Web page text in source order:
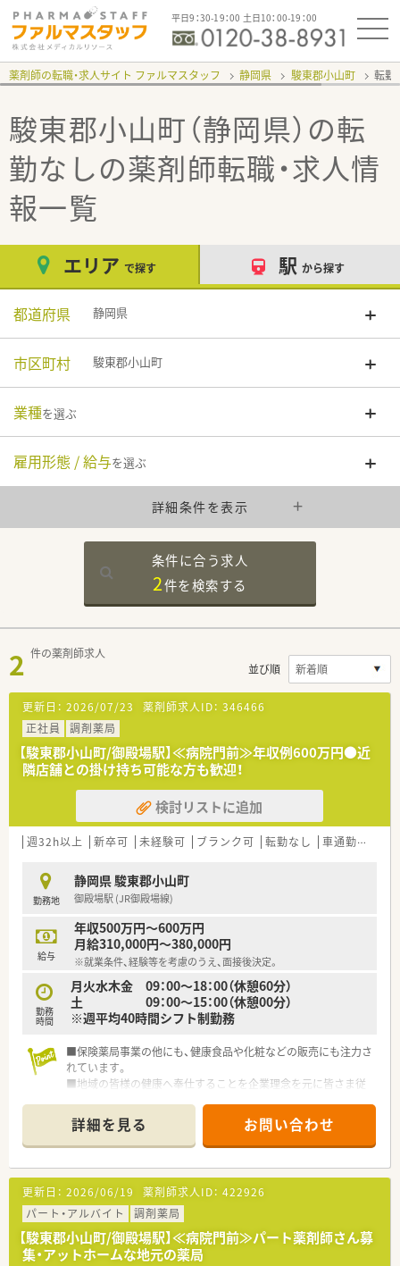
平日9：30-19：00 土日10：00-19：00
薬剤師の転職・求人サイト ファルマスタッフ 静岡県 駿東郡小山町 転勤
駿東郡小山町（静岡県）の転
勤なしの薬剤師転職・求人情
報一覧
エリア で探す 駅 から探す
都道府県 静岡県
市区町村 駿東郡小山町
業種を選ぶ
雇用形態 / 給与を選ぶ
詳細条件を表示
条件に合う求人
2件を検索する
2 件の薬剤師求人
並び順
更新日： 2026/07/23 薬剤師求人ID： 346466
正社員
調剤薬局
【駿東郡小山町/御殿場駅】≪病院門前≫年収例600万円●近
隣店舗との掛け持ち可能な方も歓迎！
検討リストに追加
週32h以上 新卒可 未経験可 ブランク可 転勤なし 車通勤可
勤務地
静岡県 駿東郡小山町
御殿場駅 (JR御殿場線)
給与
年収500万円～600万円
月給310,000円～380,000円
※就業条件、経験等を考慮のうえ、面接後決定。
勤務
時間
月火水木金 09：00～18：00（休憩60分）
土 09：00～15：00（休憩00分）
※週平均40時間シフト制勤務
■保険薬局事業の他にも、健康食品や化粧などの販売にも注力さ
れています。
■地域の皆様の健康へ奉仕することを企業理念を元に皆さま従
詳細を見る お問い合わせ
更新日： 2026/06/19 薬剤師求人ID： 422926
パート・アルバイト
調剤薬局
【駿東郡小山町/御殿場駅】≪病院門前≫パート薬剤師さん募
集・アットホームな地元の薬局